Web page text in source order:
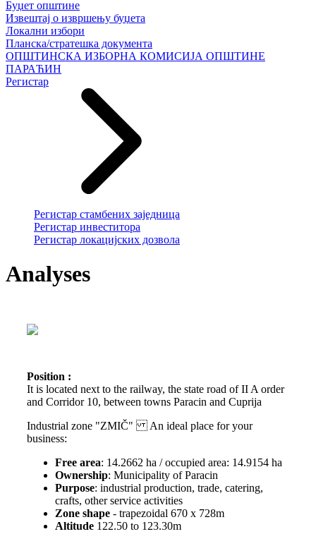
Буџет општине
Извештај о извршењу буџета
Локални избори
Планска/стратешка документа
ОПШТИНСКА ИЗБОРНА КОМИСИЈА ОПШТИНЕ
ПАРАЋИН
Регистар
Регистар стамбених заједница
Регистар инвеститора
Регистар локацијских дозвола
Analyses
Position :
It is located next to the railway, the state road of II A order
and Corridor 10, between towns Paracin and Cuprija
Industrial zone "ZMIČ" An ideal place for your
business:
Free area: 14.2662 ha / occupied area: 14.9154 ha
Ownership: Municipality of Paracin
Purpose: industrial production, trade, catering,
crafts, other service activities
Zone shape - trapezoidal 670 x 728m
Altitude 122.50 to 123.30m